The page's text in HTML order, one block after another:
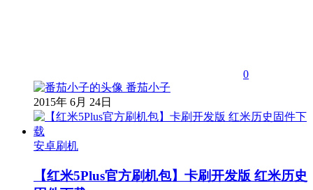
0
番茄小子
2015年 6月 24日
安卓刷机
【红米5Plus官方刷机包】卡刷开发版 红米历史